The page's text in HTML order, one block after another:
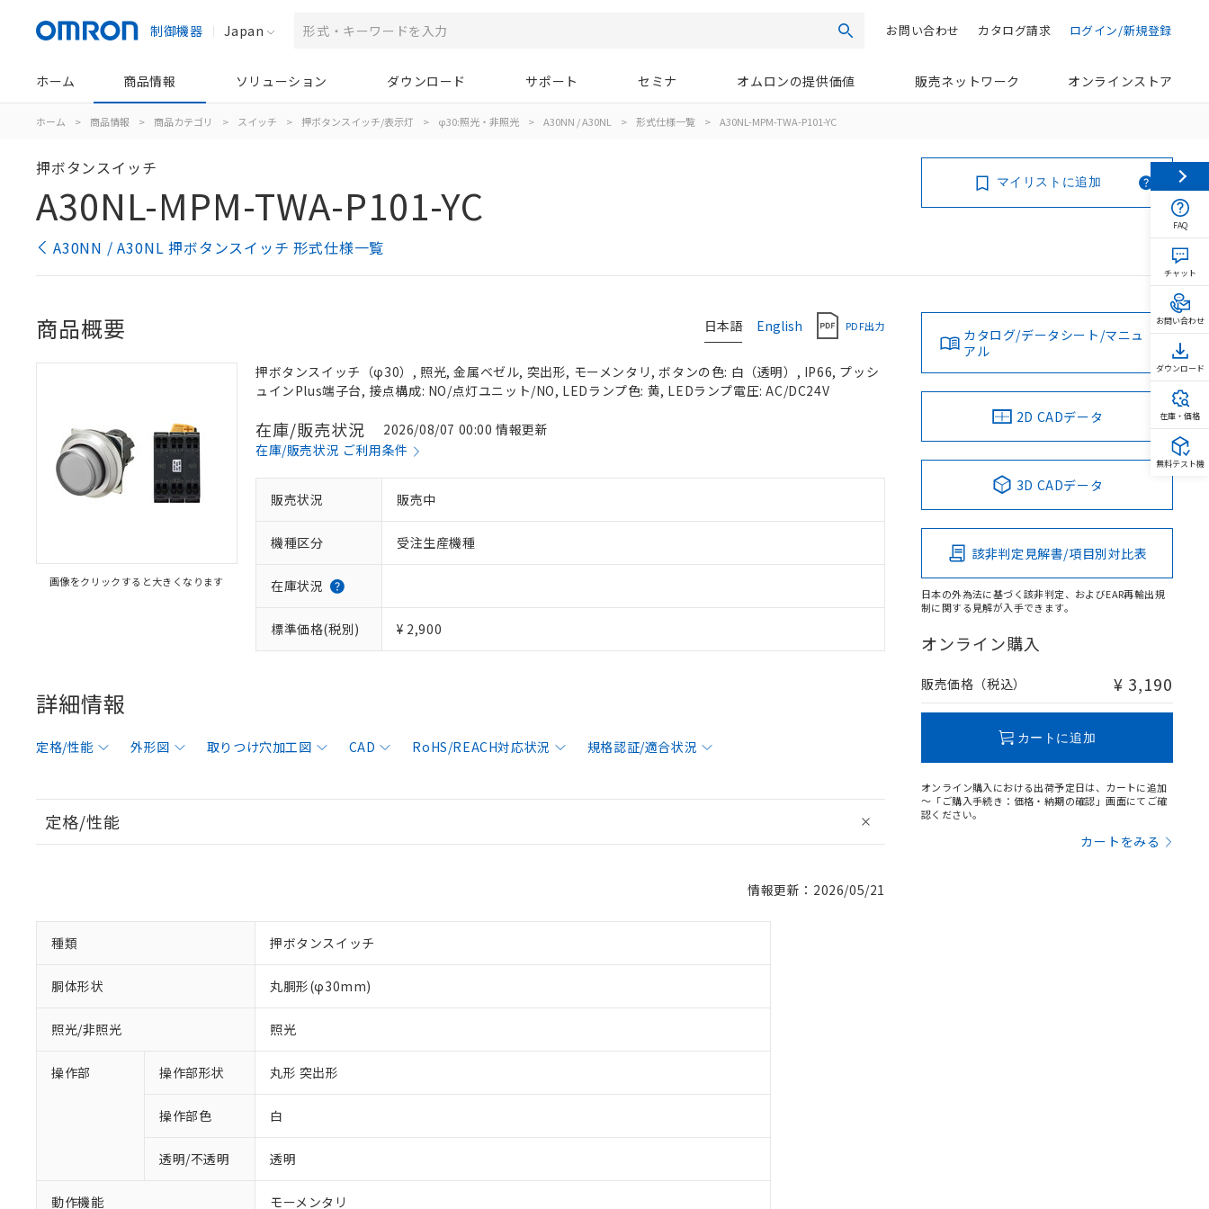
制御機器 Japan 検索 ログイン/新規登録
カタログ請求
お問い合わせ
ホーム 商品情報 ソリューション ダウンロード サポート セミナ オムロンの提供価値 販売ネットワーク オンラインストア
ホーム > 商品情報 > 商品カテゴリ > スイッチ > 押ボタンスイッチ/表示灯 > φ30:照光・非照光 > A30NN / A30NL > 形式仕様一覧 > A30NL-MPM-TWA-P101-YC
押ボタンスイッチ
A30NL-MPM-TWA-P101-YC
A30NN / A30NL 押ボタンスイッチ 形式仕様一覧
マイリストに追加
日本語 English PDF出力
商品概要
画像をクリックすると大きくなります
押ボタンスイッチ（φ30）, 照光, 金属ベゼル, 突出形, モーメンタリ, ボタンの色: 白（透明）, IP66, プッシ
ュインPlus端子台, 接点構成: NO/点灯ユニット/NO, LEDランプ色: 黄, LEDランプ電圧: AC/DC24V
在庫/販売状況
2026/08/07 00:00 情報更新
在庫/販売状況 ご利用条件
販売状況 販売中
機種区分 受注生産機種
在庫状況
標準価格(税別) ¥ 2,900
詳細情報
定格/性能 外形図 取りつけ穴加工図 CAD RoHS/REACH対応状況 規格認証/適合状況
定格/性能
情報更新：2026/05/21
種類 押ボタンスイッチ
胴体形状 丸胴形(φ30mm)
照光/非照光 照光
操作部 操作部形状 丸形 突出形
操作部色 白
透明/不透明 透明
動作機能 モーメンタリ
カタログ/データシート/マニュ
アル
2D CADデータ
3D CADデータ
該非判定見解書/項目別対比表
日本の外為法に基づく該非判定、およびEAR再輸出規
制に関する見解が入手できます。
オンライン購入
販売価格（税込） ¥ 3,190
カートに追加
オンライン購入における出荷予定日は、カートに追加
～「ご購入手続き：価格・納期の確認」画面にてご確
認ください。
カートをみる
FAQ
チャット
お問い合わせ
ダウンロード
在庫・価格
無料テスト機